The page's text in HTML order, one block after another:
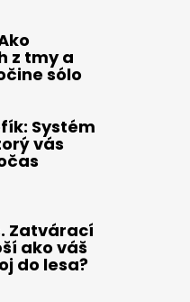
z tmy a
sólo
Systém
vás
Zatvárací
ako váš
do lesa?